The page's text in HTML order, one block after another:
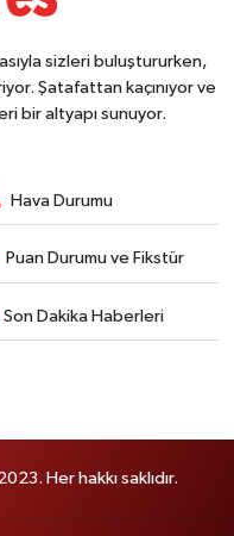
sizleri buluştururken,
Şatafattan kaçınıyor ve
bir altyapı sunuyor.
Hava Durumu
Puan Durumu ve Fikstür
Son Dakika Haberleri
Her hakkı saklıdır.